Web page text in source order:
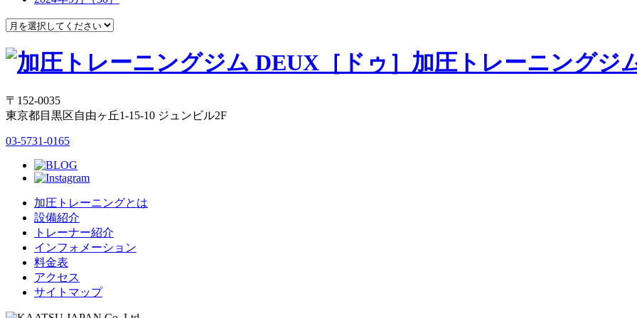
加圧トレーニングジ
〒152-0035
東京都目黒区自由ヶ丘1-15-10 ジュンビル2F
03-5731-0165
加圧トレーニングとは
設備紹介
トレーナー紹介
インフォメーション
料金表
アクセス
サイトマップ